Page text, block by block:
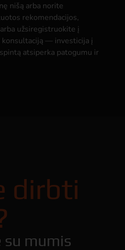
nišą arba norite
rekomendacijos,
užsiregistruokite į
konsultaciją — investicija į
atsiperka patogumu ir
dirbti
su mumis